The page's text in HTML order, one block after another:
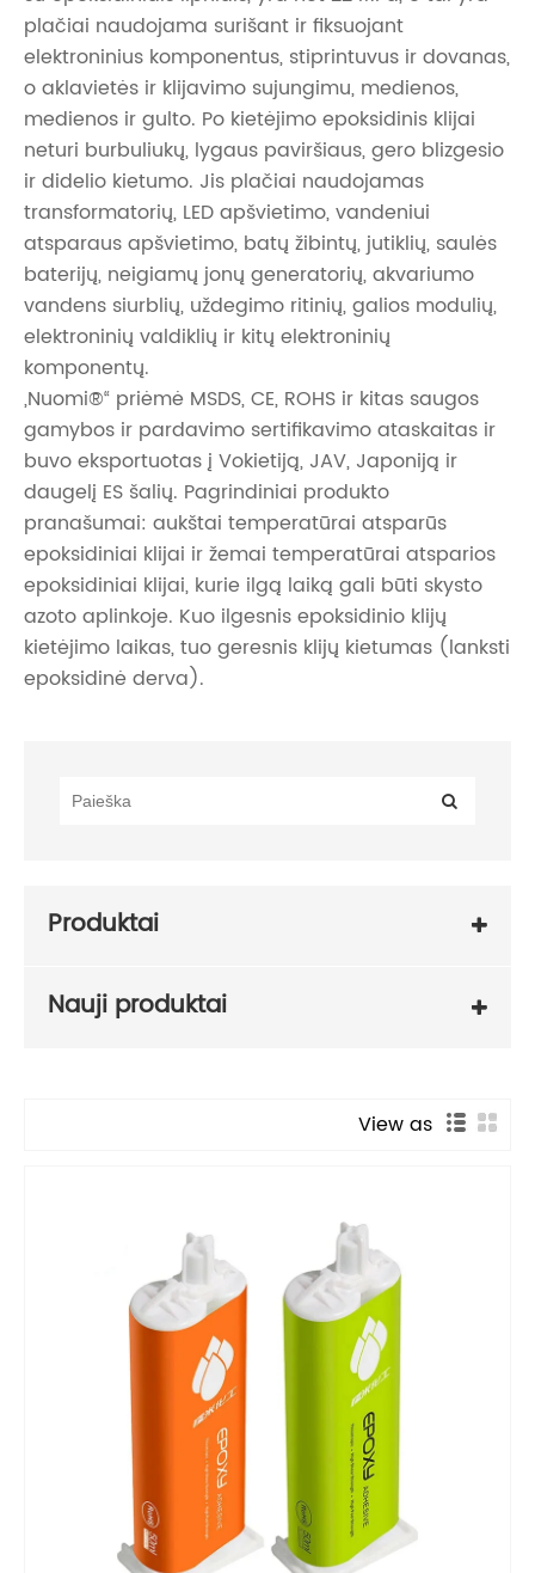
plačiai naudojama surišant ir fiksuojant
elektroninius komponentus, stiprintuvus ir dovanas,
o aklavietės ir klijavimo sujungimu, medienos,
medienos ir gulto. Po kietėjimo epoksidinis klijai
neturi burbuliukų, lygaus paviršiaus, gero blizgesio
ir didelio kietumo. Jis plačiai naudojamas
transformatorių, LED apšvietimo, vandeniui
atsparaus apšvietimo, batų žibintų, jutiklių, saulės
baterijų, neigiamų jonų generatorių, akvariumo
vandens siurblių, uždegimo ritinių, galios modulių,
elektroninių valdiklių ir kitų elektroninių
komponentų. ‌
„Nuomi®“ priėmė MSDS, CE, ROHS ir kitas saugos
gamybos ir pardavimo sertifikavimo ataskaitas ir
buvo eksportuotas į Vokietiją, JAV, Japoniją ir
daugelį ES šalių. Pagrindiniai produkto
pranašumai: aukštai temperatūrai atsparūs
epoksidiniai klijai ir žemai temperatūrai atsparios
epoksidiniai klijai, kurie ilgą laiką gali būti skysto
azoto aplinkoje. Kuo ilgesnis epoksidinio klijų
kietėjimo laikas, tuo geresnis klijų kietumas (lanksti
epoksidinė derva).
Produktai
Nauji produktai
View as